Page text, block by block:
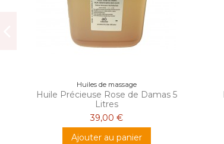
Huiles de massage
Huile Précieuse Rose de Damas 5
Litres
39,00 €
Ajouter au panier